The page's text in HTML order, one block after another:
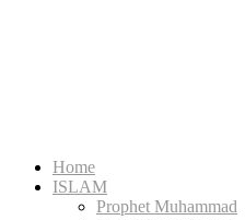
Home
ISLAM
Prophet Muhammad